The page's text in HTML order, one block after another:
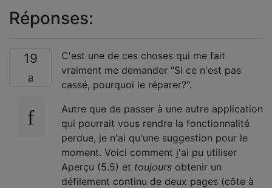
Réponses:
19
C'est une de ces choses qui me fait
vraiment me demander "Si ce n'est pas
cassé, pourquoi le réparer?".
Autre que de passer à une autre application
qui pourrait vous rendre la fonctionnalité
perdue, je n'ai qu'une suggestion pour le
moment. Voici comment j'ai pu utiliser
Aperçu (5.5) et toujours obtenir un
défilement continu de deux pages (côte à